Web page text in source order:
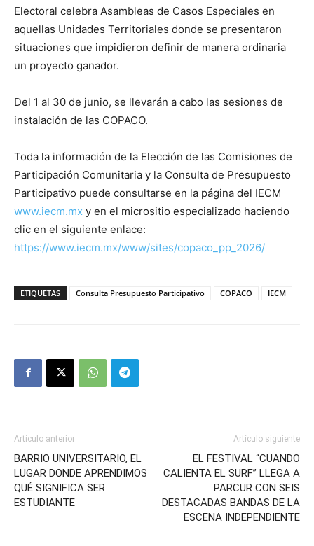
Electoral celebra Asambleas de Casos Especiales en
aquellas Unidades Territoriales donde se presentaron
situaciones que impidieron definir de manera ordinaria
un proyecto ganador.
Del 1 al 30 de junio, se llevarán a cabo las sesiones de
instalación de las COPACO.
Toda la información de la Elección de las Comisiones de
Participación Comunitaria y la Consulta de Presupuesto
Participativo puede consultarse en la página del IECM
www.iecm.mx y en el micrositio especializado haciendo
clic en el siguiente enlace:
https://www.iecm.mx/www/sites/copaco_pp_2026/
ETIQUETAS Consulta Presupuesto Participativo COPACO IECM
Artículo anterior
BARRIO UNIVERSITARIO, EL
LUGAR DONDE APRENDIMOS
QUÉ SIGNIFICA SER
ESTUDIANTE
Artículo siguiente
EL FESTIVAL “CUANDO
CALIENTA EL SURF” LLEGA A
PARCUR CON SEIS
DESTACADAS BANDAS DE LA
ESCENA INDEPENDIENTE